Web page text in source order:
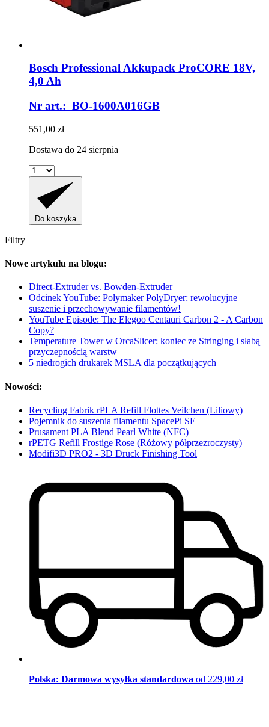
Bosch ProfessionalAkkupack ProCORE 18V,
4,0 Ah
Nr art.: BO-1600A016GB
551,00 zł
Dostawa do 24 sierpnia
Do koszyka
Filtry
Nowe artykułu na blogu:
Direct-Extruder vs. Bowden-Extruder
Odcinek YouTube: Polymaker PolyDryer: rewolucyjne
suszenie i przechowywanie filamentów!
YouTube Episode: The Elegoo Centauri Carbon 2 - A Carbon
Copy?
Temperature Tower w OrcaSlicer: koniec ze Stringing i słabą
przyczepnością warstw
5 niedrogich drukarek MSLA dla początkujących
Nowości:
Recycling Fabrik rPLA Refill Flottes Veilchen (Liliowy)
Pojemnik do suszenia filamentu SpacePi SE
Prusament PLA Blend Pearl White (NFC)
rPETG Refill Frostige Rose (Różowy półprzezroczysty)
Modifi3D PRO2 - 3D Druck Finishing Tool
Polska: Darmowa wysyłka standardowa od 229,00 zł